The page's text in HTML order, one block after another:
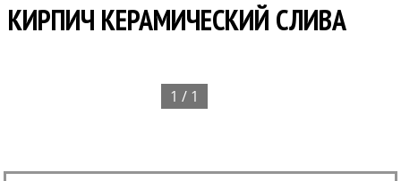
КИРПИЧ КЕРАМИЧЕСКИЙ СЛИВА
1 / 1